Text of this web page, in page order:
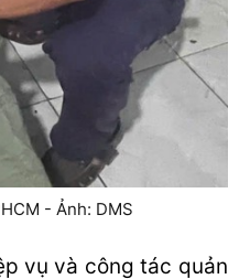
- Ảnh: DMS
vụ và công tác quản